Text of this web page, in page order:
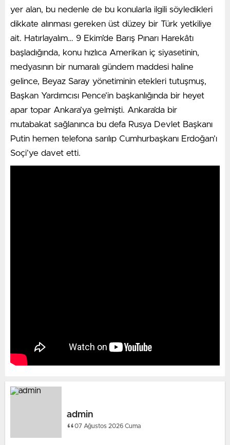
admin
07 Ağustos 2026 Cuma
yer alan, bu nedenle de bu konularla ilgili söyledikleri
dikkate alınması gereken üst düzey bir Türk yetkiliye
ait. Hatırlayalım… 9 Ekim’de Barış Pınarı Harekâtı
başladığında, konu hızlıca Amerikan iç siyasetinin,
medyasının bir numaralı gündem maddesi haline
gelince, Beyaz Saray yönetiminin etekleri tutuşmuş,
Başkan Yardımcısı Pence’in başkanlığında bir heyet
apar topar Ankara’ya gelmişti. Ankara’da bir
mutabakat sağlanınca bu defa Rusya Devlet Başkanı
Putin hemen telefona sarılıp Cumhurbaşkanı Erdoğan’ı
Soçi’ye davet etti.